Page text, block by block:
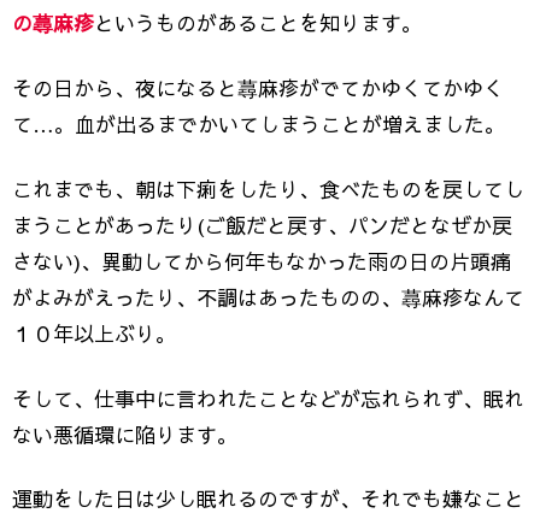
の蕁麻疹というものがあることを知ります。
その日から、夜になると蕁麻疹がでてかゆくてかゆく
て…。血が出るまでかいてしまうことが増えました。
これまでも、朝は下痢をしたり、食べたものを戻してし
まうことがあったり(ご飯だと戻す、パンだとなぜか戻
さない)、異動してから何年もなかった雨の日の片頭痛
がよみがえったり、不調はあったものの、蕁麻疹なんて
１０年以上ぶり。
そして、仕事中に言われたことなどが忘れられず、眠れ
ない悪循環に陥ります。
運動をした日は少し眠れるのですが、それでも嫌なこと